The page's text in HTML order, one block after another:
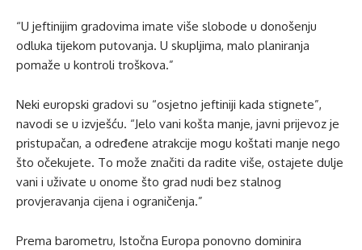
“U jeftinijim gradovima imate više slobode u donošenju
odluka tijekom putovanja. U skupljima, malo planiranja
pomaže u kontroli troškova.”
Neki europski gradovi su “osjetno jeftiniji kada stignete”,
navodi se u izvješću. “Jelo vani košta manje, javni prijevoz je
pristupačan, a određene atrakcije mogu koštati manje nego
što očekujete. To može značiti da radite više, ostajete dulje
vani i uživate u onome što grad nudi bez stalnog
provjeravanja cijena i ograničenja.”
Prema barometru, Istočna Europa ponovno dominira